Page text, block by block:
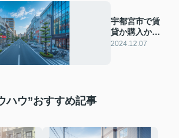
宇都宮市で賃
貸か購入かど
っちが得か徹
2024.12.07
ハウ”おすすめ記事